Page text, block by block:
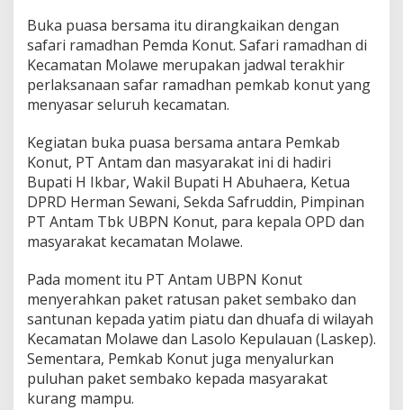
Buka puasa bersama itu dirangkaikan dengan
safari ramadhan Pemda Konut. Safari ramadhan di
Kecamatan Molawe merupakan jadwal terakhir
perlaksanaan safar ramadhan pemkab konut yang
menyasar seluruh kecamatan.
Kegiatan buka puasa bersama antara Pemkab
Konut, PT Antam dan masyarakat ini di hadiri
Bupati H Ikbar, Wakil Bupati H Abuhaera, Ketua
DPRD Herman Sewani, Sekda Safruddin, Pimpinan
PT Antam Tbk UBPN Konut, para kepala OPD dan
masyarakat kecamatan Molawe.
Pada moment itu PT Antam UBPN Konut
menyerahkan paket ratusan paket sembako dan
santunan kepada yatim piatu dan dhuafa di wilayah
Kecamatan Molawe dan Lasolo Kepulauan (Laskep).
Sementara, Pemkab Konut juga menyalurkan
puluhan paket sembako kepada masyarakat
kurang mampu.